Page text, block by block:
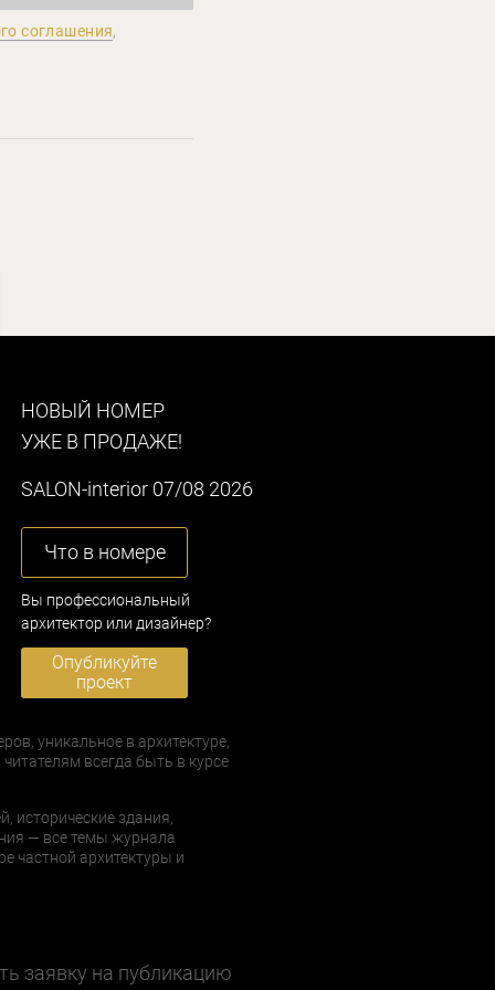
соглашения,
НОВЫЙ НОМЕР
УЖЕ В ПРОДАЖЕ!
SALON-interior 07/08 2026
Что в номере
Вы профессиональный
архитектор или дизайнер?
Опубликуйте
проект
уникальное в архитектуре,
всегда быть в курсе
исторические здания,
— все темы журнала
частной архитектуры и
заявку на публикацию